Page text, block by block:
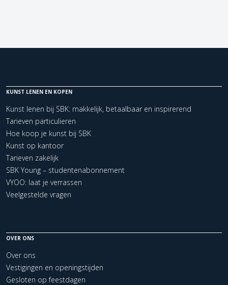
KUNST LENEN EN KOPEN
Kunst lenen bij SBK: makkelijk, betaalbaar en inspirerend
Tarieven particulieren
Hoe koop je kunst bij SBK
Kunst op kantoor
Tarieven zakelijk
SBK Young – studentenabonnement
VYOO: laat je verrassen
Veelgestelde vragen
OVER ONS
Over ons
Vestigingen en openingstijden
Gesloten op feestdagen